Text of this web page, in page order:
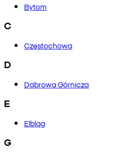
Bytom
C
Częstochowa
D
Dąbrowa Górnicza
E
Elbląg
G